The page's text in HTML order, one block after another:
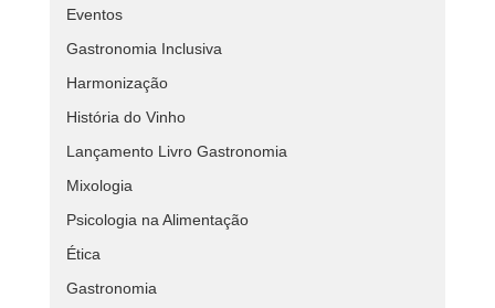
Eventos
Gastronomia Inclusiva
Harmonização
História do Vinho
Lançamento Livro Gastronomia
Mixologia
Psicologia na Alimentação
Ética
Gastronomia